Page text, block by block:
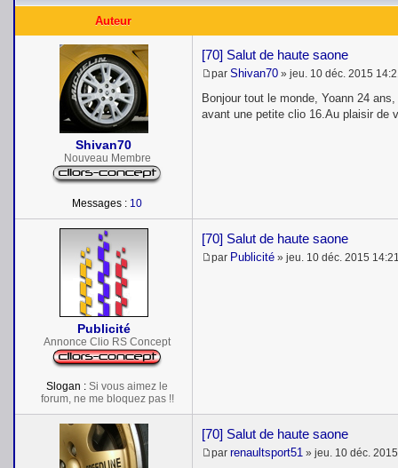
Auteur
Shivan70
Nouveau Membre
Messages : 10
[70] Salut de haute saone
M
e
s
par Shivan70 » jeu. 10 déc. 2015
Bonjour tout le monde, Yoann 24
avant une petite clio 16.Au plaisir de
Publicité
Annonce Clio RS Concept
Slogan : Si vous aimez le
forum, ne me bloquez pas !!
[70] Salut de haute saone
M
par Publicité » jeu. 10 déc. 2015 14:21
[70] Salut de haute saone
M
par renaultsport51 » jeu. 10 déc.